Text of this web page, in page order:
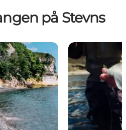
på Stevns
Klint Fiskevande